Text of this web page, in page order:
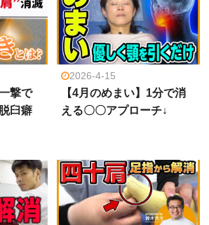
撃で
臼癖
2026-4-15
【4月のめまい】1分で消
える〇〇アプローチ↓